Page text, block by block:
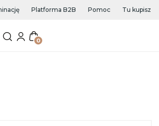
Platforma B2B Pomoc Tu kupisz
0